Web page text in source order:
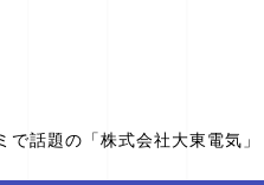
話題の「株式会社大東電気」